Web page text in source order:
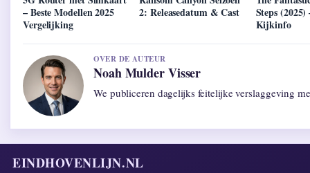
– Beste Modellen 2025
Vergelijking
2: Releasedatum & Cast
Steps
Kijkinfo
OVER DE AUTEUR
Noah Mulder Visser
We publiceren dagelijks feitelijke verslaggeving
EINDHOVENLIJN.NL